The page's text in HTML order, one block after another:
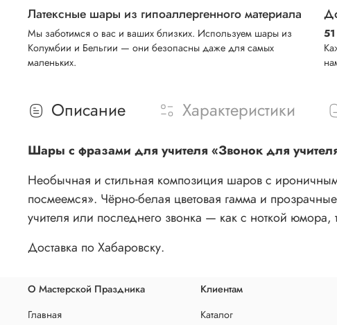
Латексные шары из гипоаллергенного материала
Мы заботимся о вас и ваших близких. Используем шары из
Колумбии и Бельгии — они безопасны даже для самых
маленьких.
Описание Характеристики
Шары с фразами для учителя «Звонок для
Необычная и стильная композиция шаров с
посмеемся». Чёрно-белая цветовая гамма и
учителя или последнего звонка — как с ноткой
Доставка по Хабаровску.
О Мастерской Праздника
Главная
Клиентам
Каталог